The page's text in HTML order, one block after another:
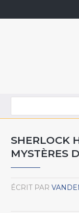
SHERLOCK
MYSTÈRES
ÉCRIT PAR